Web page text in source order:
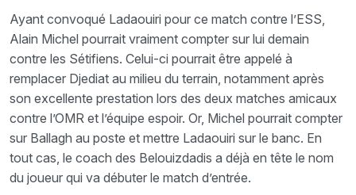
Ayant convoqué Ladaouiri pour ce match contre l’ESS,
Alain Michel pourrait vraiment compter sur lui demain
contre les Sétifiens. Celui-ci pourrait être appelé à
remplacer Djediat au milieu du terrain, notamment après
son excellente prestation lors des deux matches amicaux
contre l’OMR et l’équipe espoir. Or, Michel pourrait compter
sur Ballagh au poste et mettre Ladaouiri sur le banc. En
tout cas, le coach des Belouizdadis a déjà en tête le nom
du joueur qui va débuter le match d’entrée.